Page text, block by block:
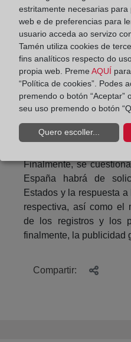
autoridades pueden
través de la pasarela
las dudas que surjan
adecuado
prevención del fraude,
empresarial y el
establecimiento de
garantizar la
capacidad jurídica, la
en su caso de la
Finalmente, se
España habrá de
Estados y la respuesta
respectiva, así como el
de los registros y los
finalmente, la publicidad
Compartir:
estritamente necesarias
web e de preferencias para
usuario acceda ao servizo
Tamén utiliza cookies de
fins analíticos respecto do
propia web. Preme AQUÍ
“Política de cookies”. Podes
premendo o botón
seu uso premendo o botón
Quero escoller...